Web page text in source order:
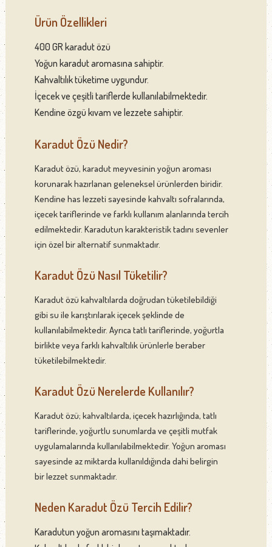
Ürün Özellikleri
400 GR karadut özü
Yoğun karadut aromasına sahiptir.
Kahvaltılık tüketime uygundur.
İçecek ve çeşitli tariflerde kullanılabilmektedir.
Kendine özgü kıvam ve lezzete sahiptir.
Karadut Özü Nedir?
Karadut özü, karadut meyvesinin yoğun aroması
korunarak hazırlanan geleneksel ürünlerden biridir.
Kendine has lezzeti sayesinde kahvaltı sofralarında,
içecek tariflerinde ve farklı kullanım alanlarında tercih
edilmektedir. Karadutun karakteristik tadını sevenler
için özel bir alternatif sunmaktadır.
Karadut Özü Nasıl Tüketilir?
Karadut özü kahvaltılarda doğrudan tüketilebildiği
gibi su ile karıştırılarak içecek şeklinde de
kullanılabilmektedir. Ayrıca tatlı tariflerinde, yoğurtla
birlikte veya farklı kahvaltılık ürünlerle beraber
tüketilebilmektedir.
Karadut Özü Nerelerde Kullanılır?
Karadut özü; kahvaltılarda, içecek hazırlığında, tatlı
tariflerinde, yoğurtlu sunumlarda ve çeşitli mutfak
uygulamalarında kullanılabilmektedir. Yoğun aroması
sayesinde az miktarda kullanıldığında dahi belirgin
bir lezzet sunmaktadır.
Neden Karadut Özü Tercih Edilir?
Karadutun yoğun aromasını taşımaktadır.